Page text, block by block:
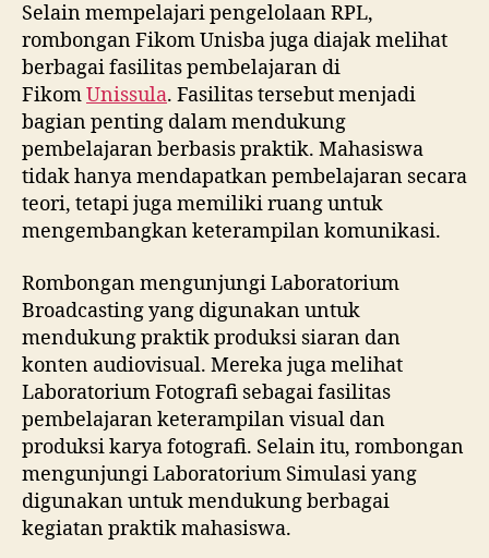
Selain mempelajari pengelolaan RPL,
rombongan Fikom Unisba juga diajak melihat
berbagai fasilitas pembelajaran di
FikomUnissula. Fasilitas tersebut menjadi
bagian penting dalam mendukung
pembelajaran berbasis praktik. Mahasiswa
tidak hanya mendapatkan pembelajaran secara
teori, tetapi juga memiliki ruang untuk
mengembangkan keterampilan komunikasi.
Rombongan mengunjungi Laboratorium
Broadcasting yang digunakan untuk
mendukung praktik produksi siaran dan
konten audiovisual. Mereka juga melihat
Laboratorium Fotografi sebagai fasilitas
pembelajaran keterampilan visual dan
produksi karya fotografi. Selain itu, rombongan
mengunjungi Laboratorium Simulasi yang
digunakan untuk mendukung berbagai
kegiatan praktik mahasiswa.